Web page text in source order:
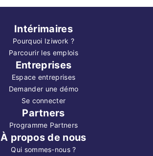
Intérimaires
Pourquoi Iziwork ?
Parcourir les emplois
Entreprises
Espace entreprises
Demander une démo
Se connecter
Partners
Programme Partners
À propos de nous
Qui sommes-nous ?